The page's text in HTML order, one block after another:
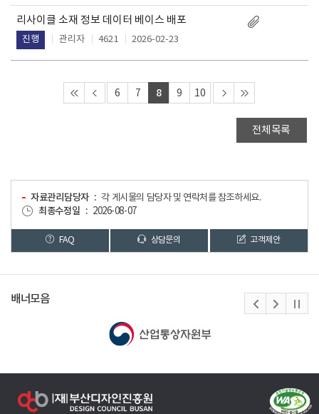
리사이클 소재 정보 데이터 베이스 배포
진행 관리자 4621 2026-02-23
6 7 8 9 10
전체목록
자료관리담당자
각 게시물의 담당자 및 연락처를 참조하세요.
최종수정일
2026-08-07
FAQ 상담문의 고객제안
배너모음